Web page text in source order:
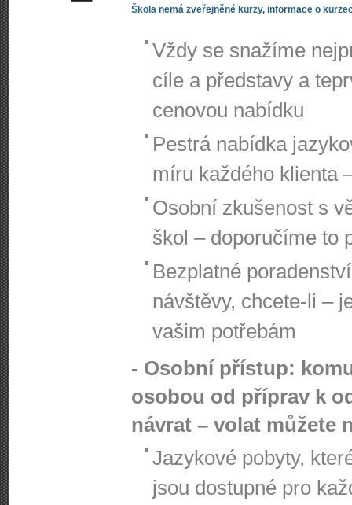
Škola nemá zveřejněné kurzy, informace o
Vždy se snažíme
cíle a představy a
cenovou nabídku
Pestrá nabídka
míru každého klienta
Osobní zkušenost s
škol – doporučíme to
Bezplatné
návštěvy, chcete-li –
vašim potřebám
- Osobní přístup:
osobou od příprav k
návrat – volat můžete
Jazykové pobyty,
jsou dostupné pro